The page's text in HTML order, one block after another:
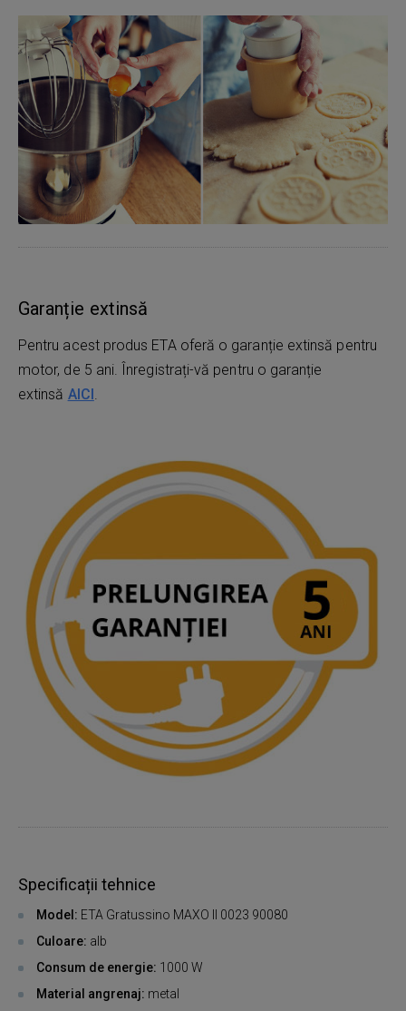
Garanție extinsă
Pentru acest produs ETA oferă o garanție extinsă pentru
motor, de 5 ani. Înregistrați-vă pentru o garanție
extinsă AICI.
Specificații tehnice
Model: ETA Gratussino MAXO II 0023 90080
Culoare: alb
Consum de energie: 1000 W
Material angrenaj: metal